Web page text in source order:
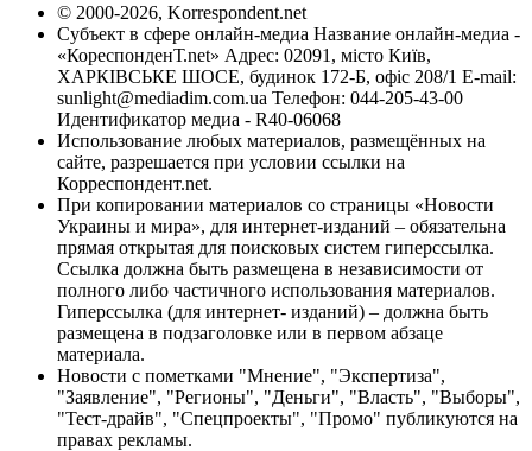
© 2000-2026, Korrespondent.net
Субъект в сфере онлайн-медиа Название онлайн-медиа -
«КореспонденТ.net» Адрес: 02091, місто Київ,
ХАРКІВСЬКЕ ШОСЕ, будинок 172-Б, офіс 208/1 E-mail:
sunlight@mediadim.com.ua Телефон: 044-205-43-00
Идентификатор медиа - R40-06068
Использование любых материалов, размещённых на
сайте, разрешается при условии ссылки на
Корреспондент.net.
При копировании материалов со страницы «Новости
Украины и мира», для интернет-изданий – обязательна
прямая открытая для поисковых систем гиперссылка.
Ссылка должна быть размещена в независимости от
полного либо частичного использования материалов.
Гиперссылка (для интернет- изданий) – должна быть
размещена в подзаголовке или в первом абзаце
материала.
Новости с пометками "Мнение", "Экспертиза",
"Заявление", "Регионы", "Деньги", "Власть", "Выборы",
"Тест-драйв", "Спецпроекты", "Промо" публикуются на
правах рекламы.